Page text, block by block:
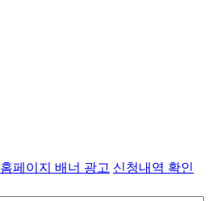
홈페이지 배너 광고 신청내역 확인